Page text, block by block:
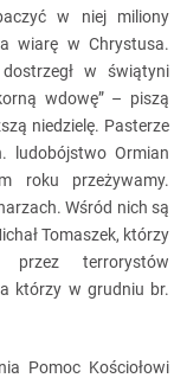
w niej miliony
wiarę w Chrystusa.
w świątyni
wdowę” – piszą
niedzielę. Pasterze
ludobójstwo Ormian
roku przeżywamy.
Wśród nich są
Tomaszek, którzy
terrorystów
którzy w grudniu br.
Pomoc Kościołowi